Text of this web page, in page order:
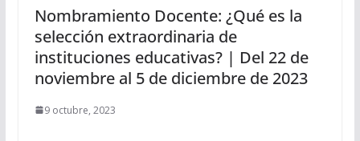
Nombramiento Docente: ¿Qué es la
selección extraordinaria de
instituciones educativas? | Del 22 de
noviembre al 5 de diciembre de 2023
9 octubre, 2023